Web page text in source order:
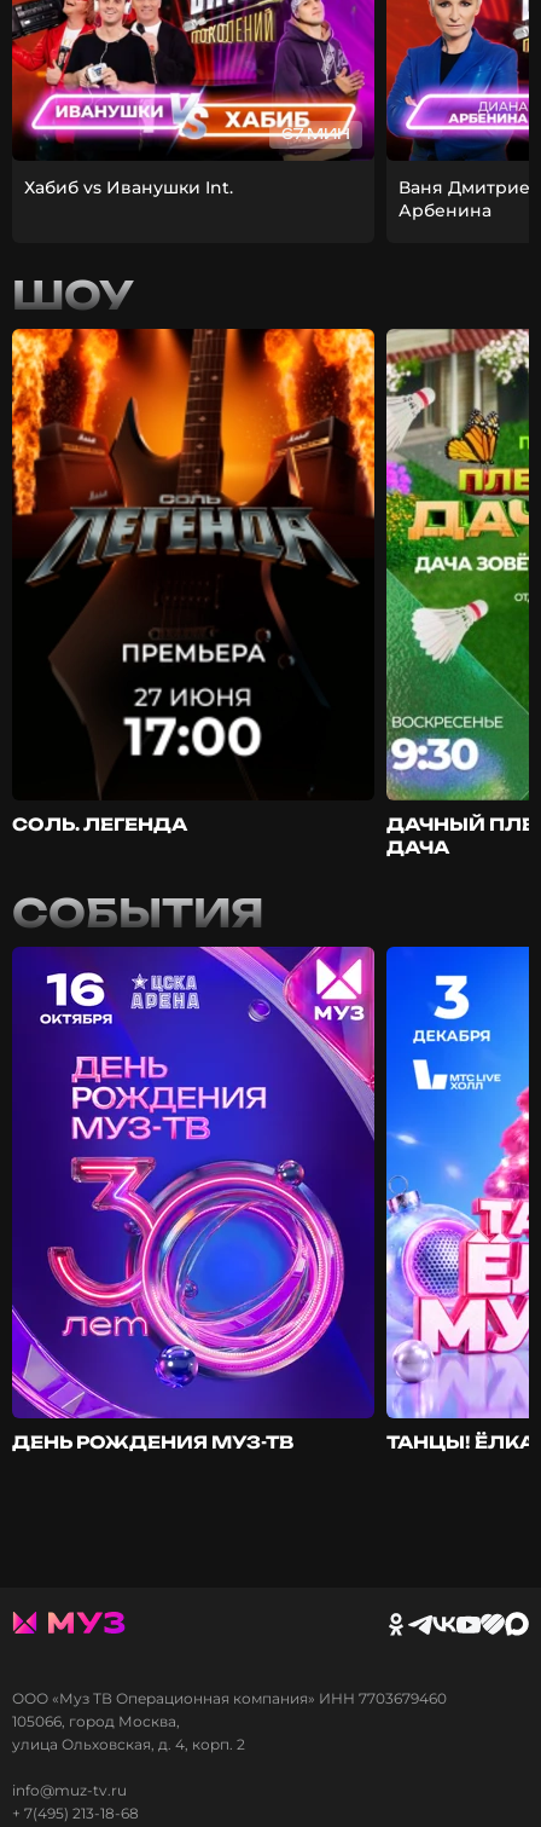
67 МИН
Хабиб vs Иванушки Int.
Ваня
Арбенина
ШОУ
СОЛЬ. ЛЕГЕНДА
ДАЧНЫЙ
ДАЧА
СОБЫТИЯ
ДЕНЬ РОЖДЕНИЯ МУЗ-ТВ ТАНЦЫ!
ООО «Муз ТВ Операционная компания» ИНН 7703679460
105066, город Москва,
улица Ольховская, д. 4, корп. 2
info@muz-tv.ru
+ 7(495) 213-18-68